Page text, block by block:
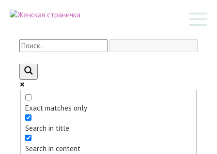
Exact matches only
Search in title
Search in content